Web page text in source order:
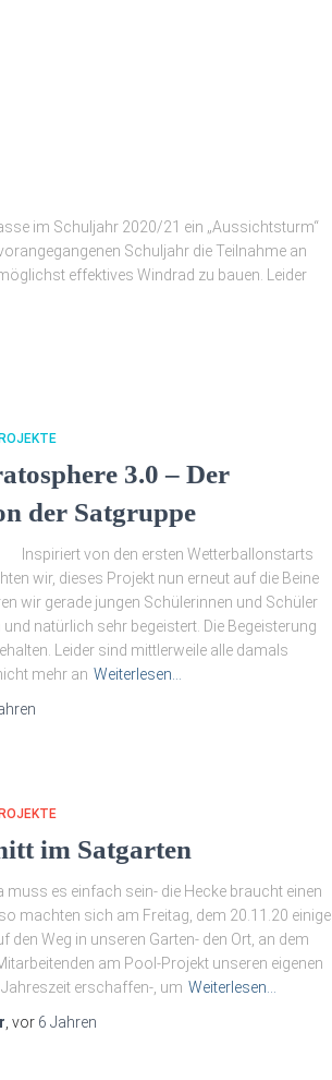
im Schuljahr 2020/21 ein „Aussichtsturm“
Schuljahr die Teilnahme an
effektives Windrad zu bauen. Leider
3.0 – Der
der Satgruppe
den ersten Wetterballonstarts
wir, dieses Projekt nun erneut auf die Beine
wir gerade jungen Schülerinnen und Schüler
natürlich sehr begeistert. Die Begeisterung
Leider sind mittlerweile alle damals
mehr an Weiterlesen…
im Satgarten
muss es einfach sein- die Hecke braucht einen
machten sich am Freitag, dem 20.11.20 einige
den Weg in unseren Garten- den Ort, an dem
am Pool-Projekt unseren eigenen
erschaffen-, um Weiterlesen…
, vor 6 Jahren